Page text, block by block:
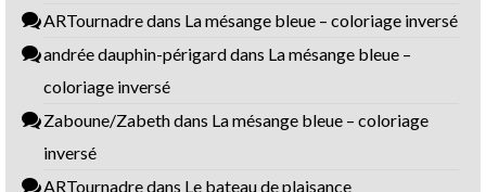
ARTournadredans La mésange bleue – coloriage inversé
andrée dauphin-périgarddans La mésange bleue –
coloriage inversé
Zaboune/Zabethdans La mésange bleue – coloriage
inversé
ARTournadredans Le bateau de plaisance